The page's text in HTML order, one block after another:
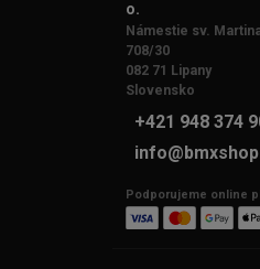
o.
Námestie sv.
708/30
082 71 Lipany
Slovensko
+421 948 374
Podporujeme online